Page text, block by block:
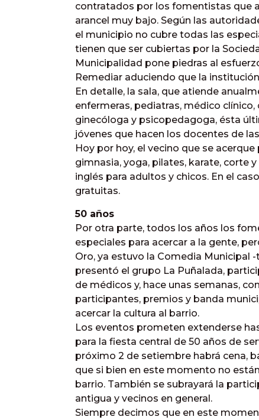
contratados por los fomentistas que
arancel muy bajo. Según las
el municipio no cubre todas las
tienen que ser cubiertas por la
Municipalidad pone piedras al
Remediar aduciendo que la
En detalle, la sala, que atiende
enfermeras, pediatras, médico
ginecóloga y psicopedagoga, ésta
jóvenes que hacen los docentes de las
Hoy por hoy, el vecino que se
gimnasia, yoga, pilates, karate, corte
inglés para adultos y chicos. En el
gratuitas.
50 años
Por otra parte, todos los años los
especiales para acercar a la gente,
Oro, ya estuvo la Comedia Municipal
presentó el grupo La Puñalada,
de médicos y, hace unas semanas,
participantes, premios y banda
acercar la cultura al barrio.
Los eventos prometen extenderse
para la fiesta central de 50 años de
próximo 2 de setiembre habrá cena,
que si bien en este momento no
barrio. También se subrayará la
antigua y vecinos en general.
Siempre decimos que en este